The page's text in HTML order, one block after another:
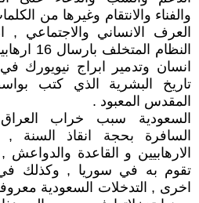
والفناء والانتقام وغيرها من
العرف الانساني والاجتماعي
تاريخ البشرية الذي كتب
المقدس المعبود .
السعودية سبب خراب العراق
السافرة بحجة انقاذ السنة ,
الارهابيين و القاعدة
تقوم به في سوريا , وكذلك في
اخرى , التدخلات السعودية